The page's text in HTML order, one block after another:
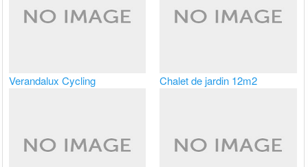
Verandalux Cycling Chalet de jardin 12m2